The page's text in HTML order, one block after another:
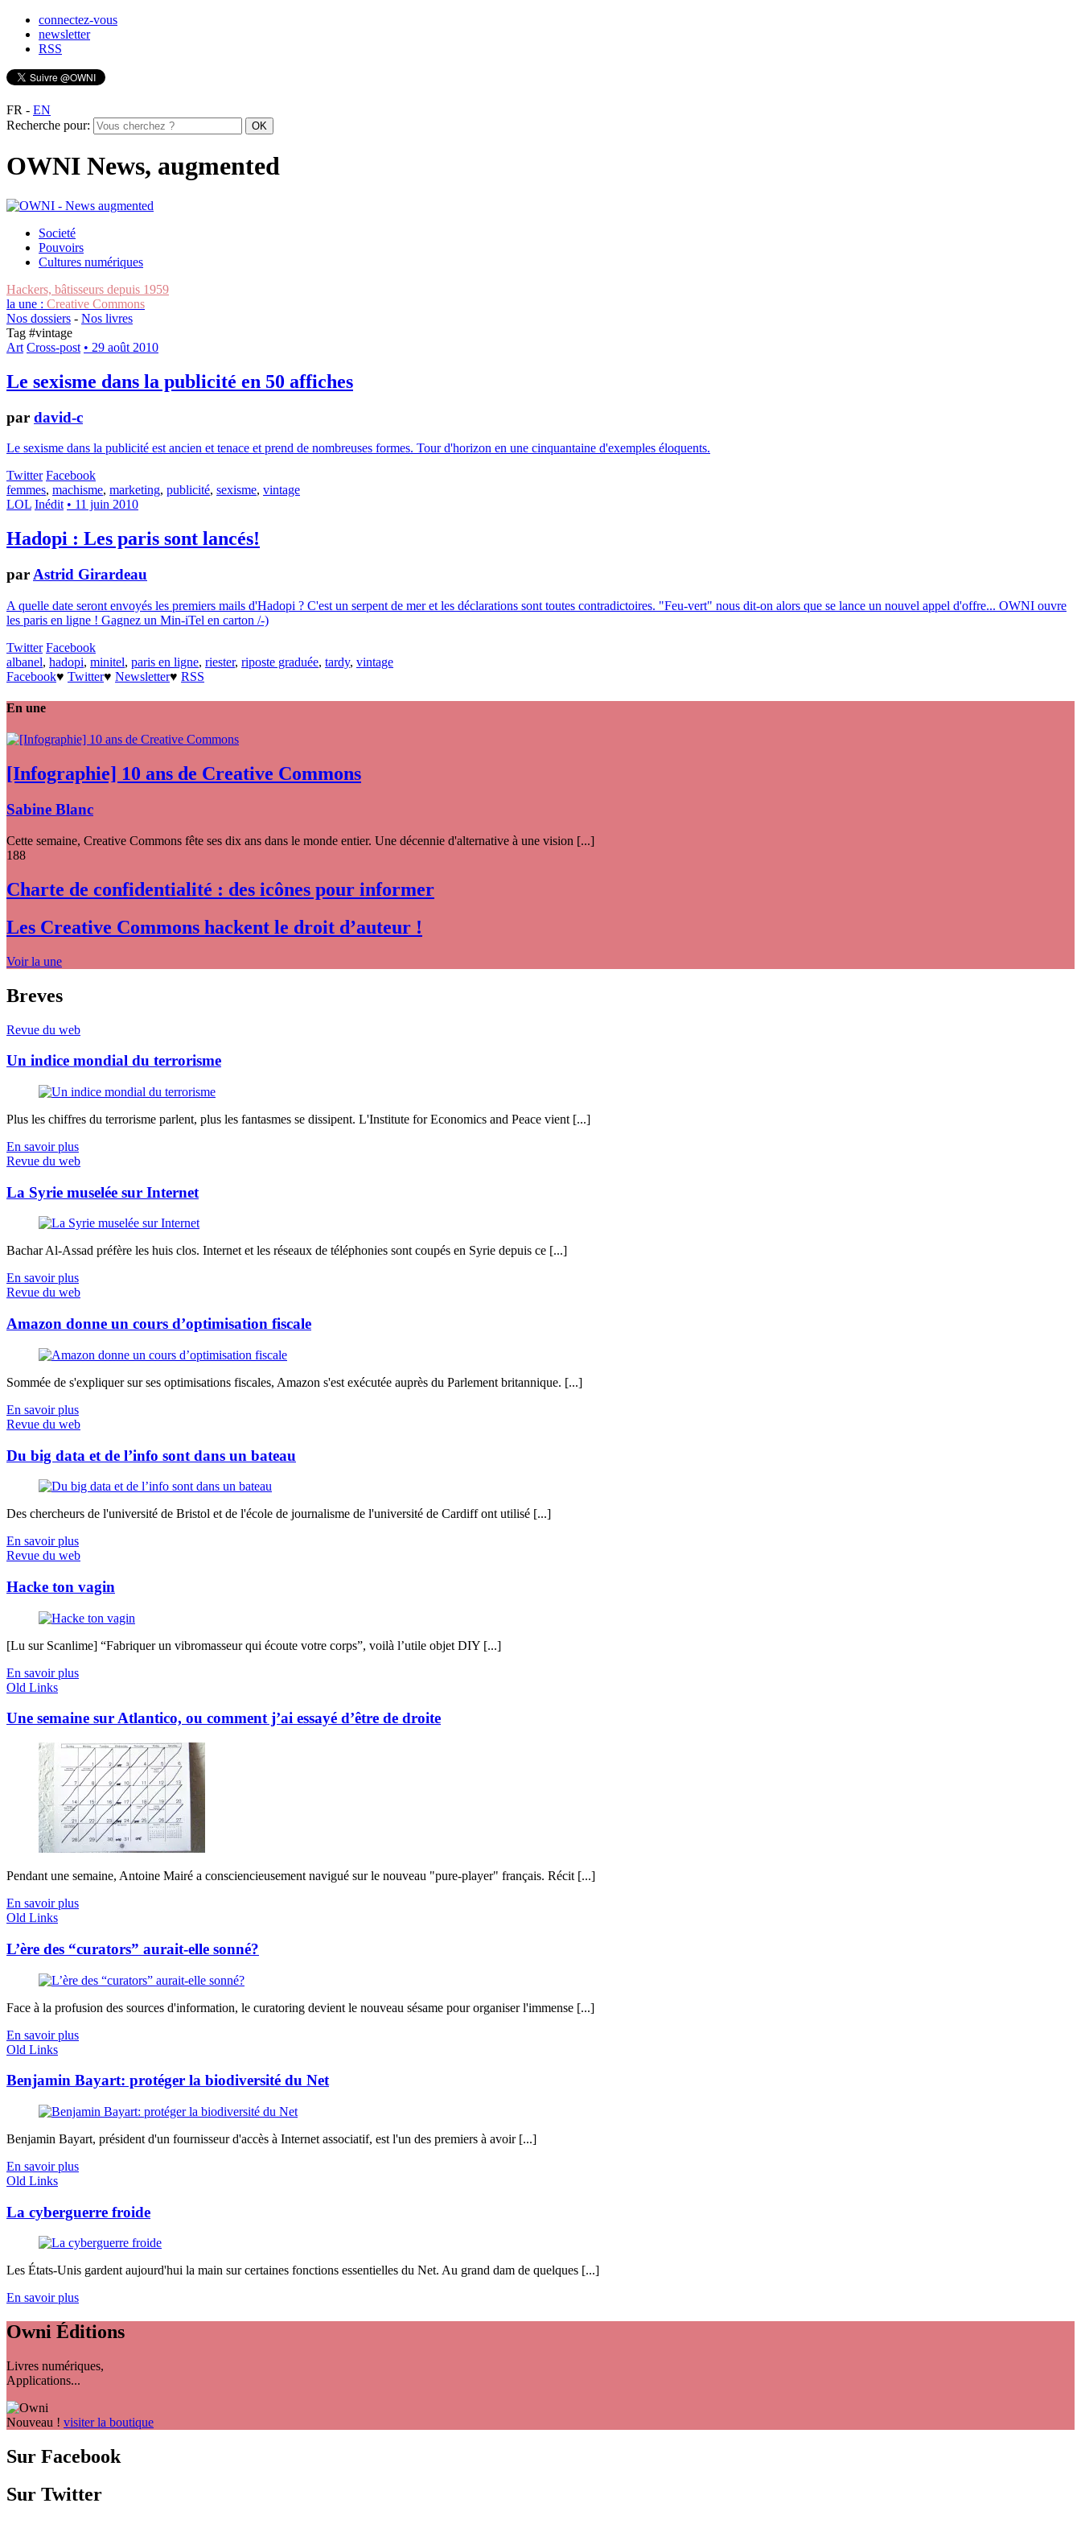
connectez-vous
newsletter
RSS
FR - EN
Recherche pour:
OWNI News, augmented
Societé
Pouvoirs
Cultures numériques
Hackers, bâtisseurs depuis 1959
la une : Creative Commons
Nos dossiers - Nos livres
Tag #vintage
Art Cross-post • 29 août 2010
Le sexisme dans la publicité en 50 affiches
par david-c
Le sexisme dans la publicité est ancien et tenace et prend de nombreuses formes. Tour d'horizon en une cinquantaine d'exemples éloquents.
Twitter Facebook
femmes, machisme, marketing, publicité, sexisme, vintage
LOL Inédit • 11 juin 2010
Hadopi : Les paris sont lancés!
parAstrid Girardeau
A quelle date seront envoyés les premiers mails d'Hadopi ? C'est un serpent de mer et les déclarations sont toutes contradictoires. "Feu-vert" nous dit-on alors que se lance un nouvel appel d'offre... OWNI ouvre
les paris en ligne ! Gagnez un Min-iTel en carton /-)
Twitter Facebook
albanel, hadopi, minitel, paris en ligne, riester, riposte graduée, tardy, vintage
Facebook♥ Twitter♥ Newsletter♥ RSS
En une
[Infographie] 10 ans de Creative Commons
Sabine Blanc
Cette semaine, Creative Commons fête ses dix ans dans le monde entier. Une décennie d'alternative à une vision [...]
188
Charte de confidentialité : des icônes pour informer
Les Creative Commons hackent le droit d’auteur !
Voir la une
Breves
Revue du web
Un indice mondial du terrorisme
Plus les chiffres du terrorisme parlent, plus les fantasmes se dissipent. L'Institute for Economics and Peace vient [...]
En savoir plus
Revue du web
La Syrie muselée sur Internet
Bachar Al-Assad préfère les huis clos. Internet et les réseaux de téléphonies sont coupés en Syrie depuis ce [...]
En savoir plus
Revue du web
Amazon donne un cours d’optimisation fiscale
Sommée de s'expliquer sur ses optimisations fiscales, Amazon s'est exécutée auprès du Parlement britannique. [...]
En savoir plus
Revue du web
Du big data et de l’info sont dans un bateau
Des chercheurs de l'université de Bristol et de l'école de journalisme de l'université de Cardiff ont utilisé [...]
En savoir plus
Revue du web
Hacke ton vagin
[Lu sur Scanlime] “Fabriquer un vibromasseur qui écoute votre corps”, voilà l’utile objet DIY [...]
En savoir plus
Old Links
Une semaine sur Atlantico, ou comment j’ai essayé d’être de droite
Pendant une semaine, Antoine Mairé a consciencieusement navigué sur le nouveau "pure-player" français. Récit [...]
En savoir plus
Old Links
L’ère des “curators” aurait-elle sonné?
Face à la profusion des sources d'information, le curatoring devient le nouveau sésame pour organiser l'immense [...]
En savoir plus
Old Links
Benjamin Bayart: protéger la biodiversité du Net
Benjamin Bayart, président d'un fournisseur d'accès à Internet associatif, est l'un des premiers à avoir [...]
En savoir plus
Old Links
La cyberguerre froide
Les États-Unis gardent aujourd'hui la main sur certaines fonctions essentielles du Net. Au grand dam de quelques [...]
En savoir plus
Owni Éditions
Livres numériques,
Applications...
Nouveau ! visiter la boutique
Sur Facebook
Sur Twitter